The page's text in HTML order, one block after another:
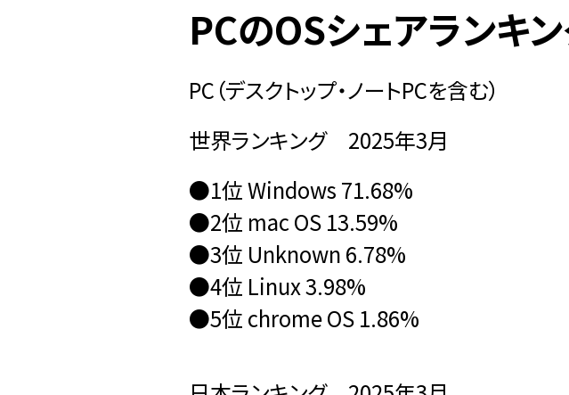
PCのOSシェアランキ
PC（デスクトップ・ノートPCを含む）
世界ランキング 2025年3月
●1位 Windows 71.68%
●2位 mac OS 13.59%
●3位 Unknown 6.78%
●4位 Linux 3.98%
●5位 chrome OS 1.86%